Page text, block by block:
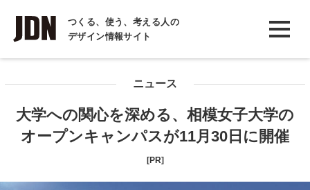
つくる、使う、考える人の
デザイン情報サイト
INTERVIEW
インタビュー
COLUMN
ニュース
大学への関心を深める、相模女子大学の
オープンキャンパスが11月30日に開催
[PR]